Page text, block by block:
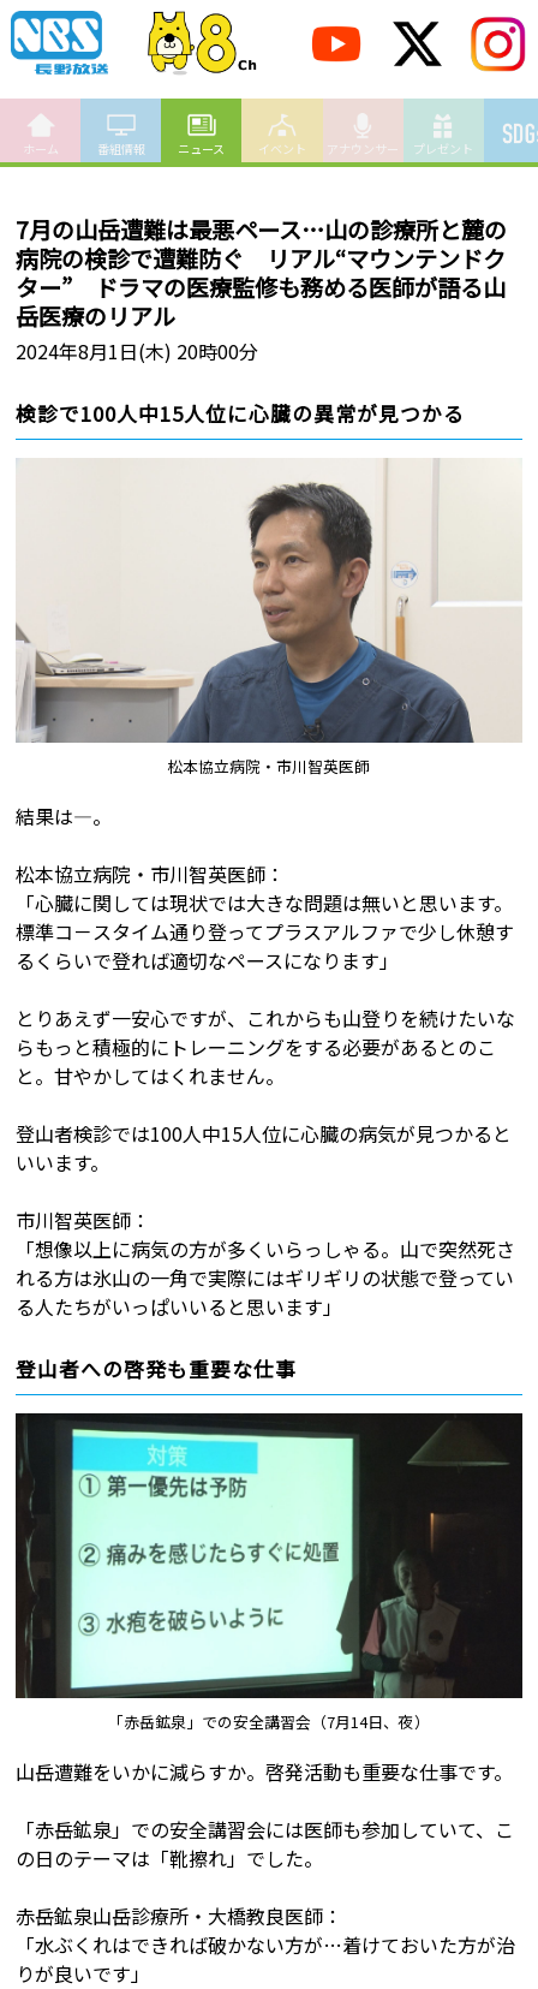
ホーム 番組情報 ニュース イベント アナウンサー プレゼント
7月の山岳遭難は最悪ペース…山の診療所と麓の
病院の検診で遭難防ぐ リアル“マウンテンドク
ター” ドラマの医療監修も務める医師が語る山
岳医療のリアル
2024年8月1日(木) 20時00分
検診で100人中15人位に心臓の異常が見つかる
松本協立病院・市川智英医師
結果は―。
松本協立病院・市川智英医師：
「心臓に関しては現状では大きな問題は無いと思います。
標準コ－スタイム通り登ってプラスアルファで少し休憩す
るくらいで登れば適切なペースになります」
とりあえず一安心ですが、これからも山登りを続けたいな
らもっと積極的にトレーニングをする必要があるとのこ
と。甘やかしてはくれません。
登山者検診では100人中15人位に心臓の病気が見つかると
いいます。
市川智英医師：
「想像以上に病気の方が多くいらっしゃる。山で突然死さ
れる方は氷山の一角で実際にはギリギリの状態で登ってい
る人たちがいっぱいいると思います」
登山者への啓発も重要な仕事
「赤岳鉱泉」での安全講習会（7月14日、夜）
山岳遭難をいかに減らすか。啓発活動も重要な仕事です。
「赤岳鉱泉」での安全講習会には医師も参加していて、こ
の日のテーマは「靴擦れ」でした。
赤岳鉱泉山岳診療所・大橋教良医師：
「水ぶくれはできれば破かない方が…着けておいた方が治
りが良いです」